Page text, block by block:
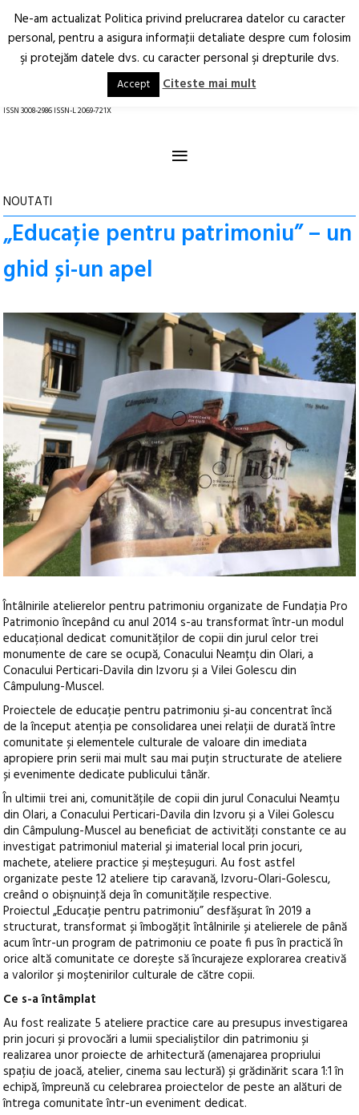
Arhitectură.
Oraș.
RO EN
ISSN 3008-2986 ISSN-L 2069-721X
≡
NOUTATI
„Educație pentru patrimoniu” – un
ghid și-un apel
Întâlnirile atelierelor pentru patrimoniu organizate de Fundaţia Pro
Patrimonio începând cu anul 2014 s-au transformat într-un modul
educațional dedicat comunităților de copii din jurul celor trei
monumente de care se ocupă, Conacului Neamțu din Olari, a
Conacului Perticari-Davila din Izvoru și a Vilei Golescu din
Câmpulung-Muscel.
Proiectele de educație pentru patrimoniu și-au concentrat încă
de la început atenția pe consolidarea unei relații de durată între
comunitate și elementele culturale de valoare din imediata
apropiere prin serii mai mult sau mai puțin structurate de ateliere
și evenimente dedicate publicului tânăr.
În ultimii trei ani, comunitățile de copii din jurul Conacului Neamțu
din Olari, a Conacului Perticari-Davila din Izvoru și a Vilei Golescu
din Câmpulung-Muscel au beneficiat de activități constante ce au
investigat patrimoniul material și imaterial local prin jocuri,
machete, ateliere practice și meșteșuguri. Au fost astfel
organizate peste 12 ateliere tip caravană, Izvoru-Olari-Golescu,
creând o obişnuinţă deja în comunităţile respective.
Proiectul „Educație pentru patrimoniu” desfăşurat în 2019 a
structurat, transformat și îmbogăţit întâlnirile și atelierele de până
acum într-un program de patrimoniu ce poate fi pus în practică în
orice altă comunitate ce dorește să încurajeze explorarea creativă
a valorilor și moștenirilor culturale de către copii.
Ce s-a întâmplat
Au fost realizate 5 ateliere practice care au presupus investigarea
prin jocuri și provocări a lumii specialiștilor din patrimoniu și
realizarea unor proiecte de arhitectură (amenajarea propriului
spațiu de joacă, atelier, cinema sau lectură) și grădinărit scara 1:1 în
echipă, împreună cu celebrarea proiectelor de peste an alături de
întrega comunitate într-un eveniment dedicat.
Ne-am actualizat Politica privind prelucrarea datelor cu caracter
personal, pentru a asigura informaţii detaliate despre cum folosim
şi protejăm datele dvs. cu caracter personal şi drepturile dvs.
Accept Citeste mai mult